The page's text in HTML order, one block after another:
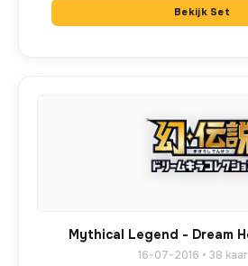
Bekijk Set
Mythical Legend - Dream
16-07-2016 • 38